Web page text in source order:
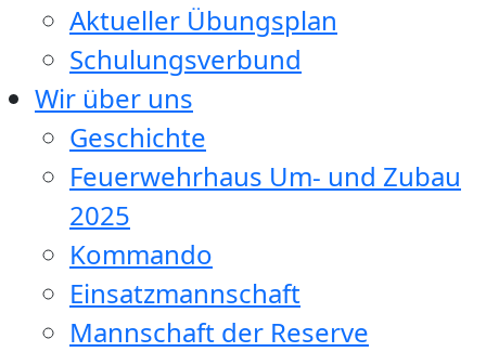
Aktueller Übungsplan
Schulungsverbund
Wir über uns
Geschichte
Feuerwehrhaus Um- und Zubau
2025
Kommando
Einsatzmannschaft
Mannschaft der Reserve